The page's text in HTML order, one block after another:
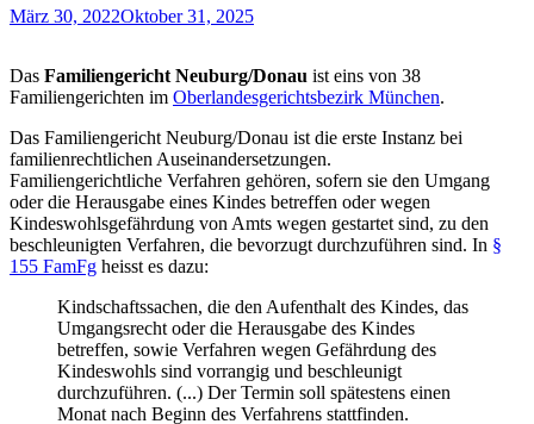
März 30, 2022Oktober 31, 2025
Das Familiengericht Neuburg/Donau ist eins von 38
Familiengerichten im Oberlandesgerichtsbezirk München.
Das Familiengericht Neuburg/Donau ist die erste Instanz bei
familienrechtlichen Auseinandersetzungen.
Familiengerichtliche Verfahren gehören, sofern sie den Umgang
oder die Herausgabe eines Kindes betreffen oder wegen
Kindeswohlsgefährdung von Amts wegen gestartet sind, zu den
beschleunigten Verfahren, die bevorzugt durchzuführen sind. In §
155 FamFg heisst es dazu:
Kindschaftssachen, die den Aufenthalt des Kindes, das
Umgangsrecht oder die Herausgabe des Kindes
betreffen, sowie Verfahren wegen Gefährdung des
Kindeswohls sind vorrangig und beschleunigt
durchzuführen. (...) Der Termin soll spätestens einen
Monat nach Beginn des Verfahrens stattfinden.